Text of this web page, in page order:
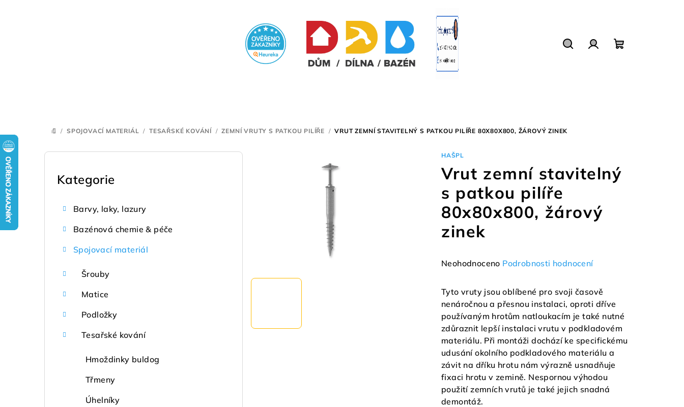
DOMŮ
/ SPOJOVACÍ MATERIÁL / TESAŘSKÉ KOVÁNÍ / ZEMNÍ VRUTY S PATKOU PILÍŘE / VRUT ZEMNÍ STAVITELNÝ S PATKOU PILÍŘE 80X80X800, ŽÁROVÝ ZINEK
P
Přeskočit
kategorie
Kategorie
Barvy, laky, lazury
Bazénová chemie & péče
Spojovací materiál
Šrouby
Matice
Podložky
Tesařské kování
Hmoždinky buldog
Třmeny
Úhelníky
HAŠPL
Vrut zemní stavitelný
s patkou pilíře
80x80x800, žárový
zinek
Průměrné
produktu
je
z
hvězdiček.
Neohodnoceno Podrobnosti hodnocení
Tyto vruty jsou oblíbené pro svoji časově
nenáročnou a přesnou instalaci, oproti dříve
používaným hrotům natloukacím je také nutné
zdůraznit lepší instalaci vrutu v podkladovém
materiálu. Při montáži dochází ke specifickému
udusání okolního podkladového materiálu a
závit na dříku hrotu nám výrazně usnadňuje
fixaci hrotu v zemině. Nespornou výhodou
použití zemních vrutů je také jejich snadná
demontáž.